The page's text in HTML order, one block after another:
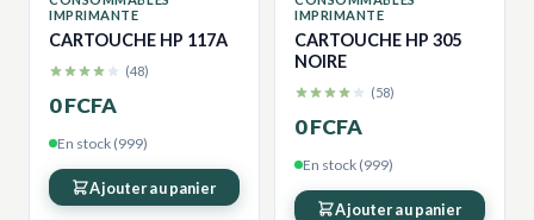
IMPRIMANTE
CARTOUCHE HP 117A
(48)
0 FCFA
En stock (999)
Ajouter au panier
IMPRIMANTE
CARTOUCHE HP 305
NOIRE
(58)
0 FCFA
En stock (999)
Ajouter au panier